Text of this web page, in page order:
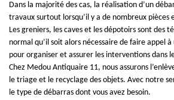
Dans la majorité des cas, la réalisation d’un
travaux surtout lorsqu’il y a de nombreux pièces
Les greniers, les caves et les dépotoirs sont des
normal qu’il soit alors nécessaire de faire appel
pour organiser et assurer les interventions dans
Chez Medou Antiquaire 11, nous assurons
le triage et le recyclage des objets. Avec notre
le type de débarras dont vous avez besoin.